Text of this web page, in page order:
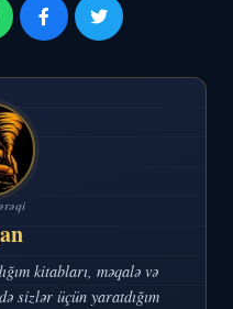
kitabları, məqalə və
sizlər üçün yaratdığım